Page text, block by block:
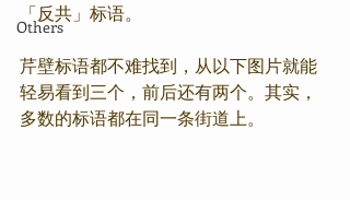
Others
「反共」标语。
芹壁标语都不难找到，从以下图片就能
轻易看到三个，前后还有两个。其实，
多数的标语都在同一条街道上。